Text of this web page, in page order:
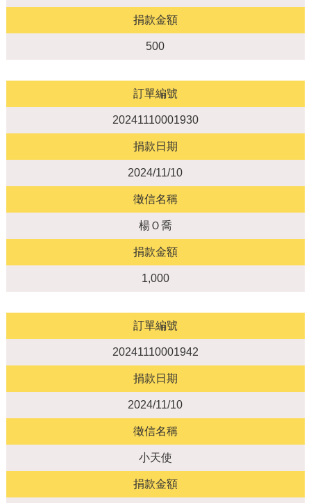
捐款金額
500
訂單編號
20241110001930
捐款日期
2024/11/10
徵信名稱
楊Ｏ喬
捐款金額
1,000
訂單編號
20241110001942
捐款日期
2024/11/10
徵信名稱
小天使
捐款金額